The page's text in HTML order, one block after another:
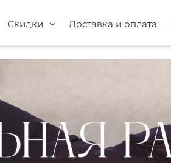
Скидки Доставка и оплата